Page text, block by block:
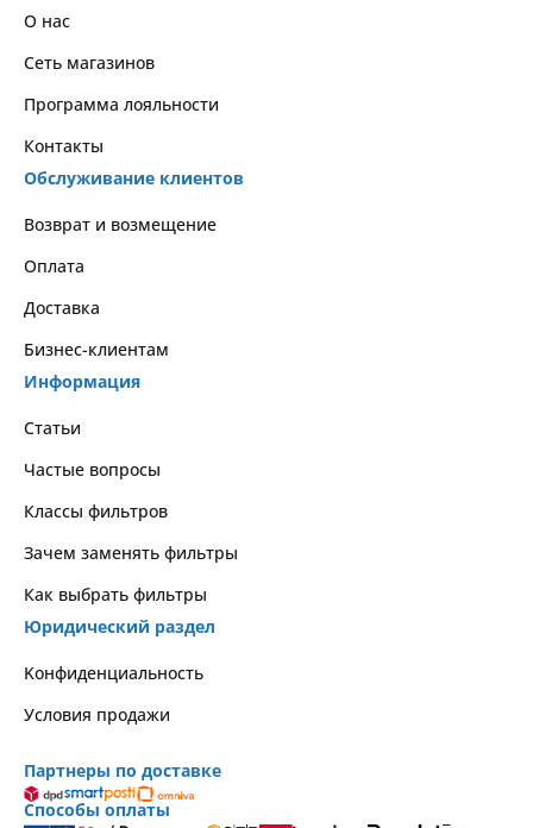
О нас
Сеть магазинов
Программа лояльности
Контакты
Обслуживание клиентов
Возврат и возмещение
Оплата
Доставка
Бизнес-клиентам
Информация
Статьи
Частые вопросы
Классы фильтров
Зачем заменять фильтры
Как выбрать фильтры
Юридический раздел
Kонфиденциальность
Условия продажи
Партнеры по доставке
Способы оплаты